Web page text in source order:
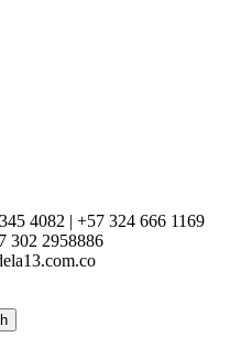
4082 | +57 324 666 1169
302 2958886